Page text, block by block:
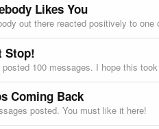
Likes You
out there reacted positively to
Stop!
posted 100 messages. I hope this
Coming Back
posted. You must like it here!